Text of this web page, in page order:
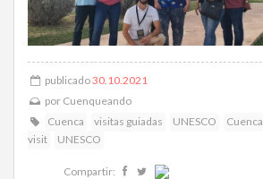
publicado30.10.2021
por Cuenqueando
Cuenca
visitas guiadas UNESCO Cuenca
visit
UNESCO
Compartir: